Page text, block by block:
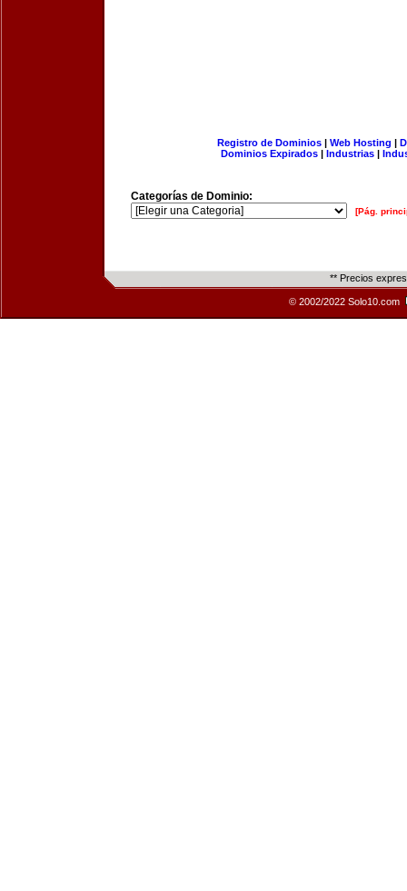
Registro de Dominios| Web Hosting |
Dominios Expirados | Industrias |
Categorías de Dominio:
[Pág.
** Precios
© 2002/2022 Solo10.com